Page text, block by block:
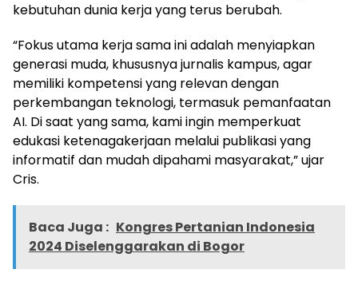
kebutuhan dunia kerja yang terus berubah.
“Fokus utama kerja sama ini adalah menyiapkan
generasi muda, khususnya jurnalis kampus, agar
memiliki kompetensi yang relevan dengan
perkembangan teknologi, termasuk pemanfaatan
AI. Di saat yang sama, kami ingin memperkuat
edukasi ketenagakerjaan melalui publikasi yang
informatif dan mudah dipahami masyarakat,” ujar
Cris.
Baca Juga : Kongres Pertanian Indonesia
2024 Diselenggarakan di Bogor